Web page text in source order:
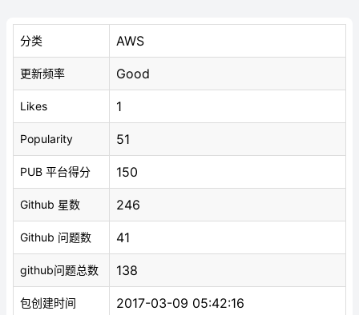
分类 AWS
更新频率 Good
Likes 1
Popularity 51
PUB 平台得分 150
Github 星数 246
Github 问题数 41
github问题总数 138
包创建时间 2017-03-09 05:42:16